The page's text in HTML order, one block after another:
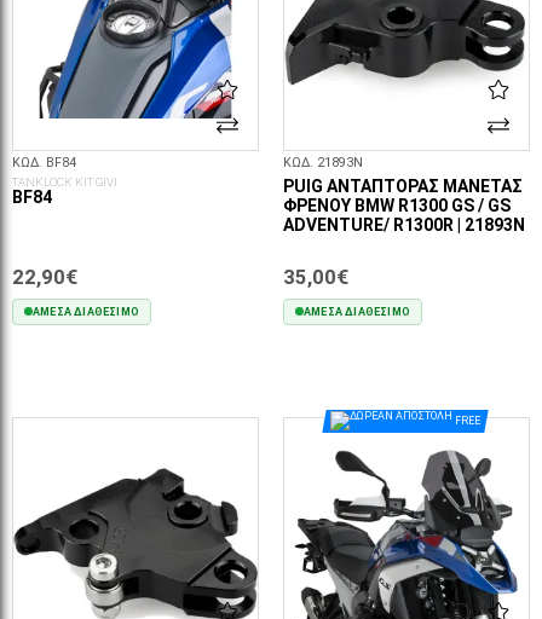
ΚΩΔ. BF84
TANKLOCK KIT GIVI
BF84
22,90€
ΆΜΕΣΑ ΔΙΑΘΈΣΙΜΟ
ΚΩΔ. 21893N
PUIG ΑΝΤΆΠΤΟΡΑΣ ΜΑΝΈΤΑΣ
ΦΡΈΝΟΥ BMW R1300 GS / GS
ADVENTURE/ R1300R | 21893N
35,00€
ΆΜΕΣΑ ΔΙΑΘΈΣΙΜΟ
FREE